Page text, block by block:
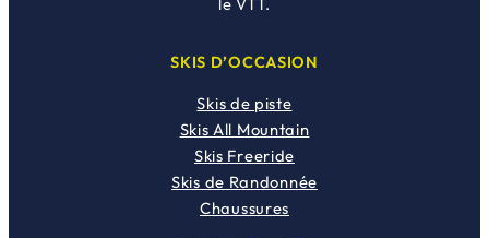
le VTT.
SKIS D’OCCASION
Skis de piste
Skis All Mountain
Skis Freeride
Skis de Randonnée
Chaussures